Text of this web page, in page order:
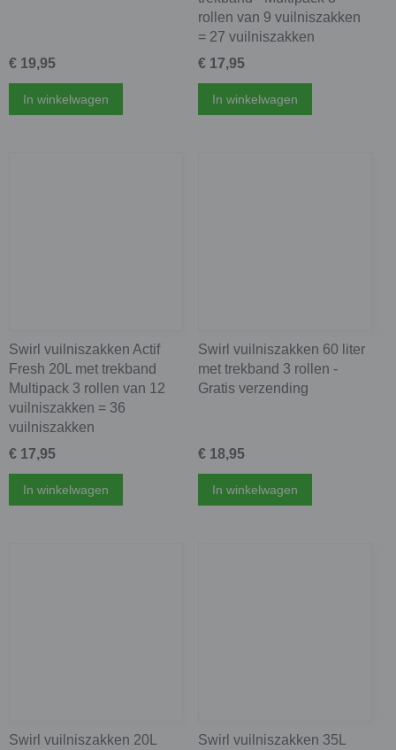
€ 19,95
In winkelwagen
rollen van 9 vuilniszakken
= 27 vuilniszakken
€ 17,95
In winkelwagen
Swirl vuilniszakken Actif
Fresh 20L met trekband
Multipack 3 rollen van 12
vuilniszakken = 36
vuilniszakken
€ 17,95
In winkelwagen
Swirl vuilniszakken 60 liter
met trekband 3 rollen -
Gratis verzending
€ 18,95
In winkelwagen
Swirl vuilniszakken 20L
Swirl vuilniszakken 35L